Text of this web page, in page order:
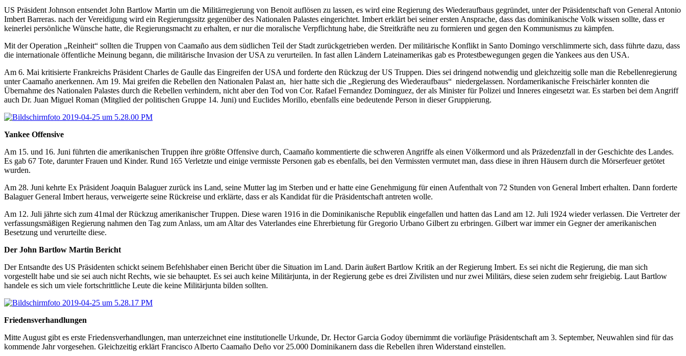
US Präsident Johnson entsendet John Bartlow Martin um die Militärregierung von Benoit auflösen zu lassen, es wird eine Regierung des Wiederaufbaus gegründet, unter der Präsidentschaft von General Antonio
Imbert Barreras. nach der Vereidigung wird ein Regierungssitz gegenüber des Nationalen Palastes eingerichtet. Imbert erklärt bei seiner ersten Ansprache, dass das dominikanische Volk wissen sollte, dass er
keinerlei persönliche Wünsche hatte, die Regierungsmacht zu erhalten, er nur die moralische Verpflichtung habe, die Streitkräfte neu zu formieren und gegen den Kommunismus zu kämpfen.
Mit der Operation „Reinheit“ sollten die Truppen von Caamaño aus dem südlichen Teil der Stadt zurückgetrieben werden. Der militärische Konflikt in Santo Domingo verschlimmerte sich, dass führte dazu, dass
die internationale öffentliche Meinung begann, die militärische Invasion der USA zu verurteilen. In fast allen Ländern Lateinamerikas gab es Protestbewegungen gegen die Yankees aus den USA.
Am 6. Mai kritisierte Frankreichs Präsident Charles de Gaulle das Eingreifen der USA und forderte den Rückzug der US Truppen. Dies sei dringend notwendig und gleichzeitig solle man die Rebellenregierung
unter Caamaño anerkennen. Am 19. Mai greifen die Rebellen den Nationalen Palast an, hier hatte sich die „Regierung des Wiederaufbaus“ niedergelassen. Nordamerikanische Freischärler konnten die
Übernahme des Nationalen Palastes durch die Rebellen verhindern, nicht aber den Tod von Cor. Rafael Fernandez Dominguez, der als Minister für Polizei und Inneres eingesetzt war. Es starben bei dem Angriff
auch Dr. Juan Miguel Roman (Mitglied der politischen Gruppe 14. Juni) und Euclides Morillo, ebenfalls eine bedeutende Person in dieser Gruppierung.
Yankee Offensive
Am 15. und 16. Juni führten die amerikanischen Truppen ihre größte Offensive durch, Caamaño kommentierte die schweren Angriffe als einen Völkermord und als Präzedenzfall in der Geschichte des Landes.
Es gab 67 Tote, darunter Frauen und Kinder. Rund 165 Verletzte und einige vermisste Personen gab es ebenfalls, bei den Vermissten vermutet man, dass diese in ihren Häusern durch die Mörserfeuer getötet
wurden.
Am 28. Juni kehrte Ex Präsident Joaquin Balaguer zurück ins Land, seine Mutter lag im Sterben und er hatte eine Genehmigung für einen Aufenthalt von 72 Stunden von General Imbert erhalten. Dann forderte
Balaguer General Imbert heraus, verweigerte seine Rückreise und erklärte, dass er als Kandidat für die Präsidentschaft antreten wolle.
Am 12. Juli jährte sich zum 41mal der Rückzug amerikanischer Truppen. Diese waren 1916 in die Dominikanische Republik eingefallen und hatten das Land am 12. Juli 1924 wieder verlassen. Die Vertreter der
verfassungsmäßigen Regierung nahmen den Tag zum Anlass, um am Altar des Vaterlandes eine Ehrerbietung für Gregorio Urbano Gilbert zu erbringen. Gilbert war immer ein Gegner der amerikanischen
Besetzung und verurteilte diese.
Der John Bartlow Martin Bericht
Der Entsandte des US Präsidenten schickt seinem Befehlshaber einen Bericht über die Situation im Land. Darin äußert Bartlow Kritik an der Regierung Imbert. Es sei nicht die Regierung, die man sich
vorgestellt habe und sie sei auch nicht Rechts, wie sie behauptet. Es sei auch keine Militärjunta, in der Regierung gebe es drei Zivilisten und nur zwei Militärs, diese seien zudem sehr freigiebig. Laut Bartlow
handele es sich um viele fortschrittliche Leute die keine Militärjunta bilden sollten.
Friedensverhandlungen
Mitte August gibt es erste Friedensverhandlungen, man unterzeichnet eine institutionelle Urkunde, Dr. Hector Garcia Godoy übernimmt die vorläufige Präsidentschaft am 3. September, Neuwahlen sind für das
kommende Jahr vorgesehen. Gleichzeitig erklärt Francisco Alberto Caamaño Deño vor 25.000 Dominikanern dass die Rebellen ihren Widerstand einstellen.